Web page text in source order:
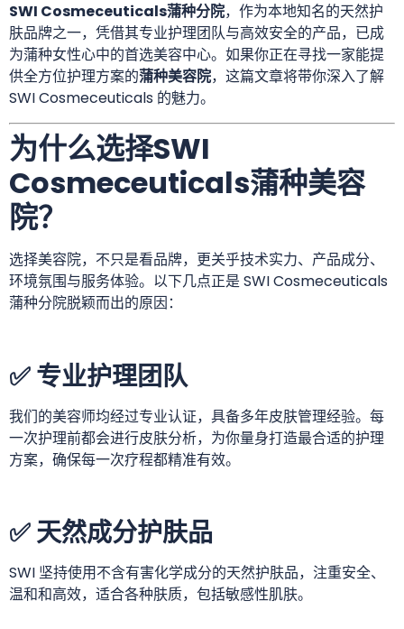
SWI Cosmeceuticals蒲种分院，作为本地知名的天然护
肤品牌之一，凭借其专业护理团队与高效安全的产品，已成
为蒲种女性心中的首选美容中心。如果你正在寻找一家能提
供全方位护理方案的蒲种美容院，这篇文章将带你深入了解
SWI Cosmeceuticals 的魅力。
为什么选择SWI
Cosmeceuticals蒲种美容
院？
选择美容院，不只是看品牌，更关乎技术实力、产品成分、
环境氛围与服务体验。以下几点正是 SWI Cosmeceuticals
蒲种分院脱颖而出的原因：
✅ 专业护理团队
我们的美容师均经过专业认证，具备多年皮肤管理经验。每
一次护理前都会进行皮肤分析，为你量身打造最合适的护理
方案，确保每一次疗程都精准有效。
✅ 天然成分护肤品
SWI 坚持使用不含有害化学成分的天然护肤品，注重安全、
温和和高效，适合各种肤质，包括敏感性肌肤。